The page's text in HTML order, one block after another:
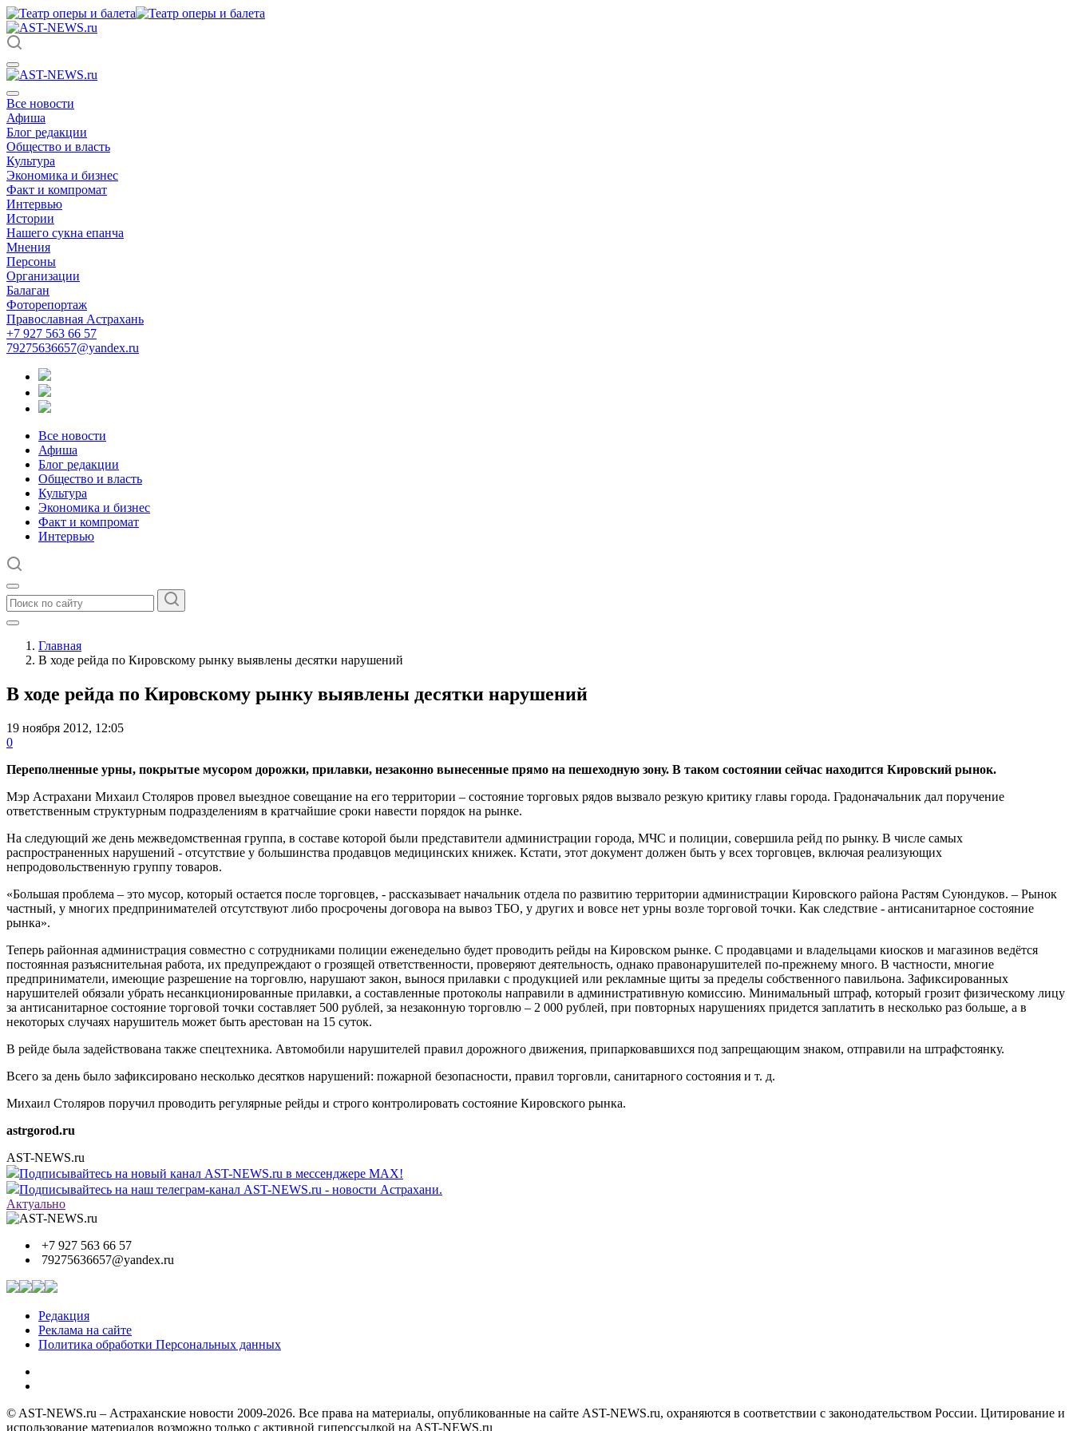
Все новости
Афиша
Блог редакции
Общество и власть
Культура
Экономика и бизнес
Факт и компромат
Интервью
Истории
Нашего сукна епанча
Мнения
Персоны
Организации
Балаган
Фоторепортаж
Православная Астрахань
+7 927 563 66 57
79275636657@yandex.ru
Все новости
Афиша
Блог редакции
Общество и власть
Культура
Экономика и бизнес
Факт и компромат
Интервью
Главная
В ходе рейда по Кировскому рынку выявлены десятки нарушений
В ходе рейда по Кировскому рынку выявлены десятки нарушений
19 ноября 2012, 12:05
0
Переполненные урны, покрытые мусором дорожки, прилавки, незаконно вынесенные прямо на пешеходную зону. В таком состоянии сейчас находится Кировский рынок.
Мэр Астрахани Михаил Столяров провел выездное совещание на его территории – состояние торговых рядов вызвало резкую критику главы города. Градоначальник дал поручение
ответственным структурным подразделениям в кратчайшие сроки навести порядок на рынке.
На следующий же день межведомственная группа, в составе которой были представители администрации города, МЧС и полиции, совершила рейд по рынку. В числе самых
распространенных нарушений - отсутствие у большинства продавцов медицинских книжек. Кстати, этот документ должен быть у всех торговцев, включая реализующих
непродовольственную группу товаров.
«Большая проблема – это мусор, который остается после торговцев, - рассказывает начальник отдела по развитию территории администрации Кировского района Растям Суюндуков. – Рынок
частный, у многих предпринимателей отсутствуют либо просрочены договора на вывоз ТБО, у других и вовсе нет урны возле торговой точки. Как следствие - антисанитарное состояние
рынка».
Теперь районная администрация совместно с сотрудниками полиции еженедельно будет проводить рейды на Кировском рынке. С продавцами и владельцами киосков и магазинов ведётся
постоянная разъяснительная работа, их предупреждают о грозящей ответственности, проверяют деятельность, однако правонарушителей по-прежнему много. В частности, многие
предприниматели, имеющие разрешение на торговлю, нарушают закон, вынося прилавки с продукцией или рекламные щиты за пределы собственного павильона. Зафиксированных
нарушителей обязали убрать несанкционированные прилавки, а составленные протоколы направили в административную комиссию. Минимальный штраф, который грозит физическому лицу
за антисанитарное состояние торговой точки составляет 500 рублей, за незаконную торговлю – 2 000 рублей, при повторных нарушениях придется заплатить в несколько раз больше, а в
некоторых случаях нарушитель может быть арестован на 15 суток.
В рейде была задействована также спецтехника. Автомобили нарушителей правил дорожного движения, припарковавшихся под запрещающим знаком, отправили на штрафстоянку.
Всего за день было зафиксировано несколько десятков нарушений: пожарной безопасности, правил торговли, санитарного состояния и т. д.
Михаил Столяров поручил проводить регулярные рейды и строго контролировать состояние Кировского рынка.
astrgorod.ru
AST-NEWS.ru
Подписывайтесь на новый канал AST-NEWS.ru в мессенджере MAX!
Подписывайтесь на наш телеграм-канал AST-NEWS.ru - новости Астрахани.
Актуально
+7 927 563 66 57
79275636657@yandex.ru
Редакция
Реклама на сайте
Политика обработки Персональных данных
© AST-NEWS.ru – Астраханские новости 2009-2026. Все права на материалы, опубликованные на сайте AST-NEWS.ru, охраняются в соответствии с законодательством России. Цитирование и
использование материалов возможно только с активной гиперссылкой на AST-NEWS.ru